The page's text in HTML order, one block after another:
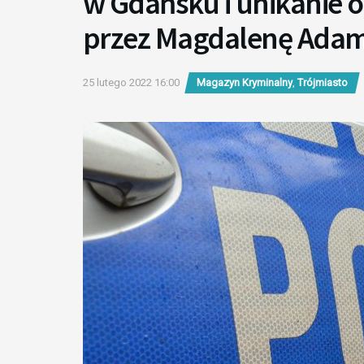
przez Magdalenę
25 lutego 2022 16:00 Magazyn Kryminalny,Trójmiasto